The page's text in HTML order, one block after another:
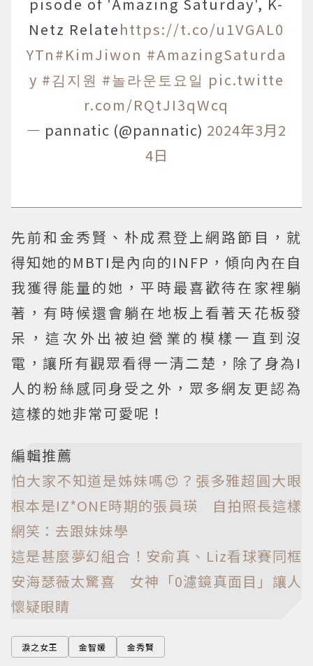
Netz Relatehttps://t.co/u1VGAL0
YTn#KimJiwon #AmazingSaturda
y #김지원 #놀라운토요일 pic.twitte
r.com/RQtJI3qWcq
— pannatic (@pannatic) 2024年3月2
4日
先前和金秀賢、朴成焄登上網路節目，就
得知她的MBTI是內向的INFP，傾向內在自
我獲得能量的她，平時最喜歡待在家裡躺
著，有時候還會躺在地板上看著天花板發
呆，這次外出被迫營業的模樣一直到沒
電，讓所有觀眾看得一清二楚，除了身為I
人的粉絲感同身受之外，眾多網友更認為
這樣的她非常可愛呢！
編輯推薦
怕大家不知道是姊妹嗎😍？張多雅超圓大眼
根本是IZ*ONE時期的張員瑛 自拍照長這樣
網笑：去跟妹妹學
這是甚麼夢幻組合！安俞真、Liz看球賽同框
安海瑟薇太驚喜 女神「0濾鏡真面目」讓人
懷疑眼睛
淚之女王 金智媛 金秀賢